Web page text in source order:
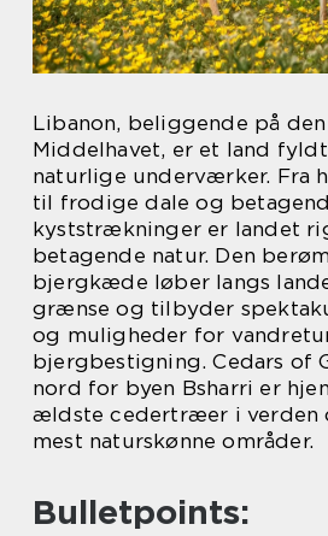
Libanon, beliggende på
Middelhavet, er et land
naturlige underværker. Fra
til frodige dale og
kyststrækninger er landet
betagende natur. Den
bjergkæde løber langs
grænse og tilbyder
og muligheder for
bjergbestigning. Cedars of
nord for byen Bsharri er
ældste cedertræer i verden
mest naturskønne områder.
Bulletpoints: